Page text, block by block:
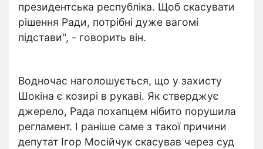
президентська республіка. Щоб скасувати
рішення Ради, потрібні дуже вагомі
підстави", - говорить він.
Водночас наголошується, що у захисту
Шокіна є козирі в рукаві. Як стверджує
джерело, Рада похапцем нібито порушила
регламент. І раніше саме з такої причини
депутат Ігор Мосійчук скасував через суд